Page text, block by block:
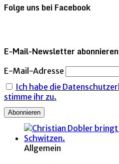
Folge uns bei Facebook
E-Mail-Newsletter abonnieren
E-Mail-Adresse
Ich habe die
stimme ihr zu.
Allgemein